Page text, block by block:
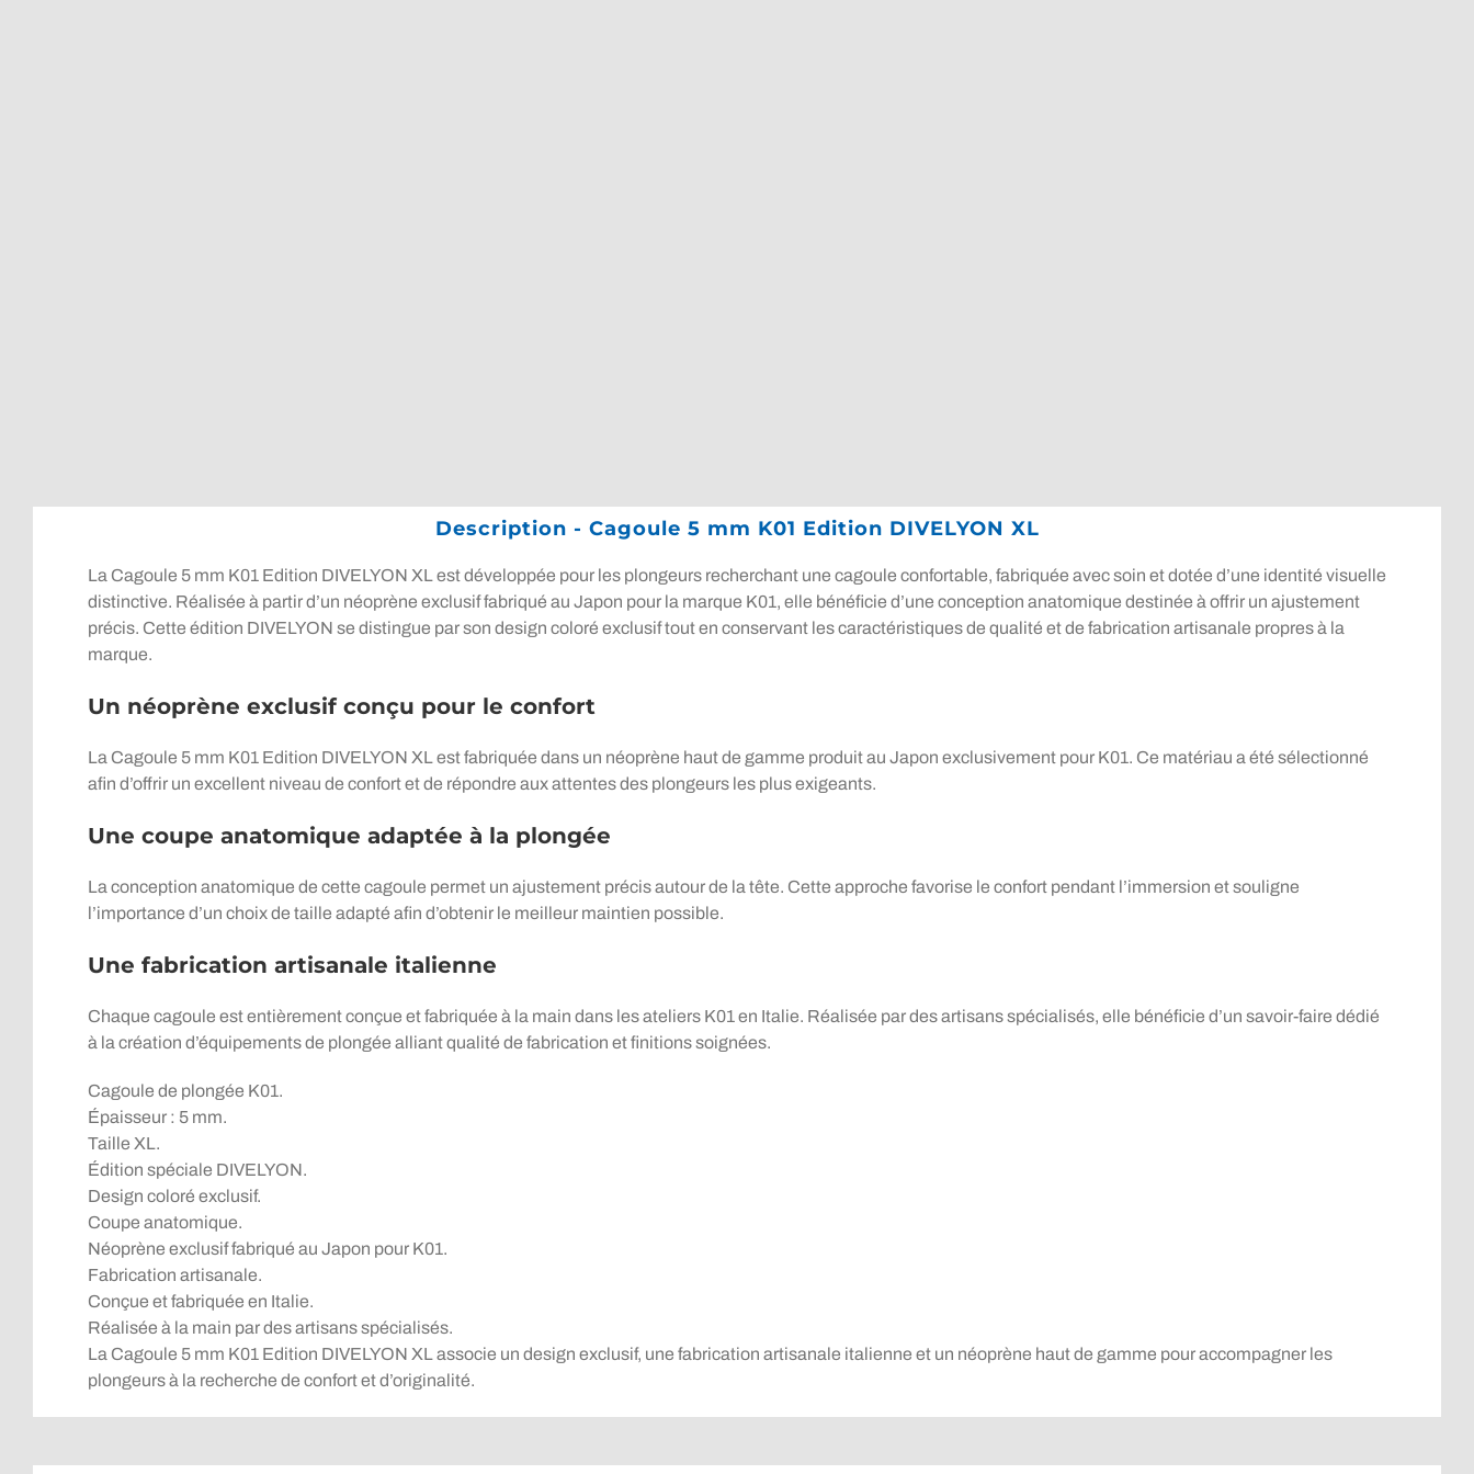
Description - Cagoule 5 mm K01 Edition DIVELYON XL
La Cagoule 5 mm K01 Edition DIVELYON XL est développée pour les plongeurs recherchant une cagoule confortable, fabriquée avec soin et dotée d’une identité visuelle
distinctive. Réalisée à partir d’un néoprène exclusif fabriqué au Japon pour la marque K01, elle bénéficie d’une conception anatomique destinée à offrir un ajustement
précis. Cette édition DIVELYON se distingue par son design coloré exclusif tout en conservant les caractéristiques de qualité et de fabrication artisanale propres à la
marque.
Un néoprène exclusif conçu pour le confort
La Cagoule 5 mm K01 Edition DIVELYON XL est fabriquée dans un néoprène haut de gamme produit au Japon exclusivement pour K01. Ce matériau a été sélectionné
afin d’offrir un excellent niveau de confort et de répondre aux attentes des plongeurs les plus exigeants.
Une coupe anatomique adaptée à la plongée
La conception anatomique de cette cagoule permet un ajustement précis autour de la tête. Cette approche favorise le confort pendant l’immersion et souligne
l’importance d’un choix de taille adapté afin d’obtenir le meilleur maintien possible.
Une fabrication artisanale italienne
Chaque cagoule est entièrement conçue et fabriquée à la main dans les ateliers K01 en Italie. Réalisée par des artisans spécialisés, elle bénéficie d’un savoir-faire dédié
à la création d’équipements de plongée alliant qualité de fabrication et finitions soignées.
Cagoule de plongée K01.
Épaisseur : 5 mm.
Taille XL.
Édition spéciale DIVELYON.
Design coloré exclusif.
Coupe anatomique.
Néoprène exclusif fabriqué au Japon pour K01.
Fabrication artisanale.
Conçue et fabriquée en Italie.
Réalisée à la main par des artisans spécialisés.
La Cagoule 5 mm K01 Edition DIVELYON XL associe un design exclusif, une fabrication artisanale italienne et un néoprène haut de gamme pour accompagner les
plongeurs à la recherche de confort et d’originalité.